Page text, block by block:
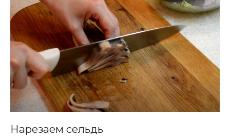
Нарезаем сельдь